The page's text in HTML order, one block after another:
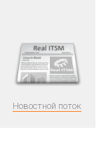
Новостной поток